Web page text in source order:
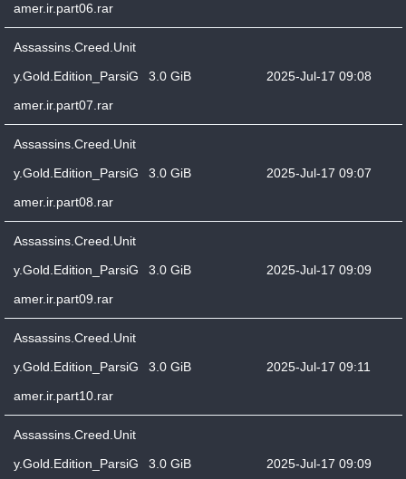
amer.ir.part06.rar
Assassins.Creed.Unit
y.Gold.Edition_ParsiG
amer.ir.part07.rar
3.0 GiB 2025-Jul-17 09:08
Assassins.Creed.Unit
y.Gold.Edition_ParsiG
amer.ir.part08.rar
3.0 GiB 2025-Jul-17 09:07
Assassins.Creed.Unit
y.Gold.Edition_ParsiG
amer.ir.part09.rar
3.0 GiB 2025-Jul-17 09:09
Assassins.Creed.Unit
y.Gold.Edition_ParsiG
amer.ir.part10.rar
3.0 GiB 2025-Jul-17 09:11
Assassins.Creed.Unit
y.Gold.Edition_ParsiG
3.0 GiB 2025-Jul-17 09:09